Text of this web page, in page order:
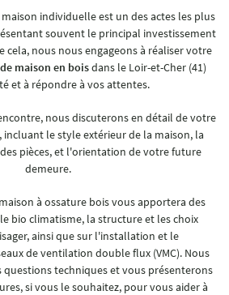
individuelle est un des actes les plus
souvent le principal investissement
cela, nous nous engageons à réaliser votre
maison en boisdans le Loir-et-Cher (41)
et à répondre à vos attentes.
nous discuterons en détail de votre
le style extérieur de la maison, la
pièces, et l'orientation de votre future
demeure.
à ossature bois vous apportera des
bio climatisme, la structure et les choix
ainsi que sur l'installation et le
de ventilation double flux (VMC). Nous
techniques et vous présenterons
si vous le souhaitez, pour vous aider à